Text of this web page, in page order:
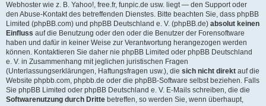
Webhoster wie z. B. Yahoo!, free.fr, funpic.de usw. liegt — den Support oder
den Abuse-Kontakt des betreffenden Dienstes. Bitte beachten Sie, dass phpBB
Limited (phpBB.com) und phpBB Deutschland e. V. (phpBB.de) absolut keinen
Einfluss auf die Benutzung oder den oder die Benutzer der Forensoftware
haben und dafür in keiner Weise zur Verantwortung herangezogen werden
können. Kontaktieren Sie daher nie phpBB Limited oder phpBB Deutschland
e. V. in Zusammenhang mit jeglichen juristischen Fragen
(Unterlassungserklärungen, Haftungsfragen usw.), die sich nicht direkt auf die
Website phpbb.com, phpbb.de oder die phpBB-Software selbst beziehen. Falls
Sie phpBB Limited oder phpBB Deutschland e. V. E-Mails schreiben, die die
Softwarenutzung durch Dritte betreffen, so werden Sie, wenn überhaupt,